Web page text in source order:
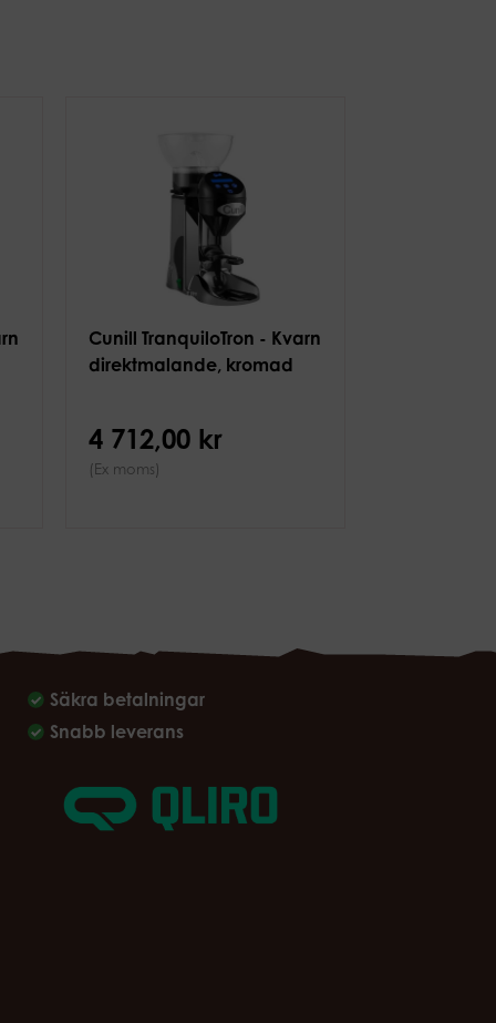
Cunill TranquiloTron - Kvarn
direktmalande, kromad
4 712,00 kr
(Ex moms)
Säkra betalningar
Snabb leverans